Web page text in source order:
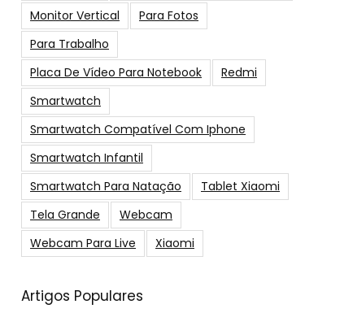
Monitor Vertical
Para Fotos
Para Trabalho
Placa De Vídeo Para Notebook
Redmi
Smartwatch
Smartwatch Compatível Com Iphone
Smartwatch Infantil
Smartwatch Para Natação
Tablet Xiaomi
Tela Grande
Webcam
Webcam Para Live
Xiaomi
Artigos Populares